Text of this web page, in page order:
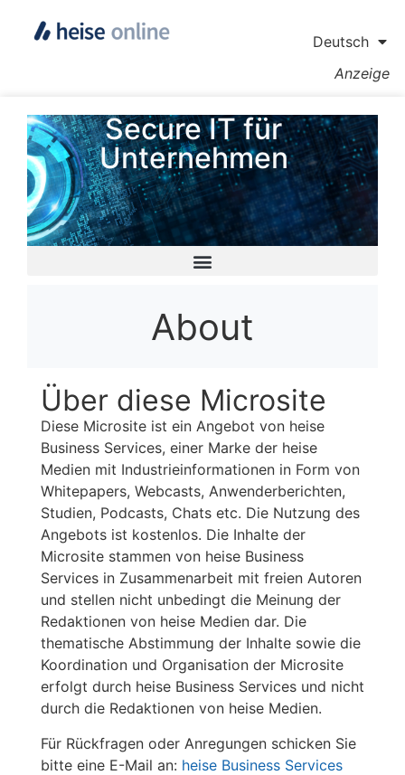
Deutsch
Anzeige
Secure IT für
Unternehmen
About
Über diese Microsite
Diese Microsite ist ein Angebot von heise
Business Services, einer Marke der heise
Medien mit Industrieinformationen in Form von
Whitepapers, Webcasts, Anwenderberichten,
Studien, Podcasts, Chats etc. Die Nutzung des
Angebots ist kostenlos. Die Inhalte der
Microsite stammen von heise Business
Services in Zusammenarbeit mit freien Autoren
und stellen nicht unbedingt die Meinung der
Redaktionen von heise Medien dar. Die
thematische Abstimmung der Inhalte sowie die
Koordination und Organisation der Microsite
erfolgt durch heise Business Services und nicht
durch die Redaktionen von heise Medien.
Für Rückfragen oder Anregungen schicken Sie
bitte eine E-Mail an: heise Business Services